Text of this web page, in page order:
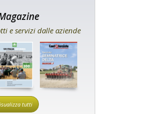
e servizi dalle aziende
tutti